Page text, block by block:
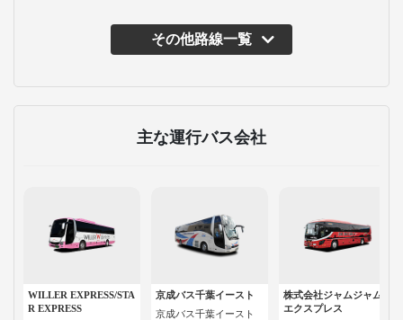
その他路線一覧
主な運行バス会社
WILLER EXPRESS/STA
R EXPRESS
京成バス千葉イースト
京成バス千葉イースト
株式会社ジャムジャム
エクスプレス